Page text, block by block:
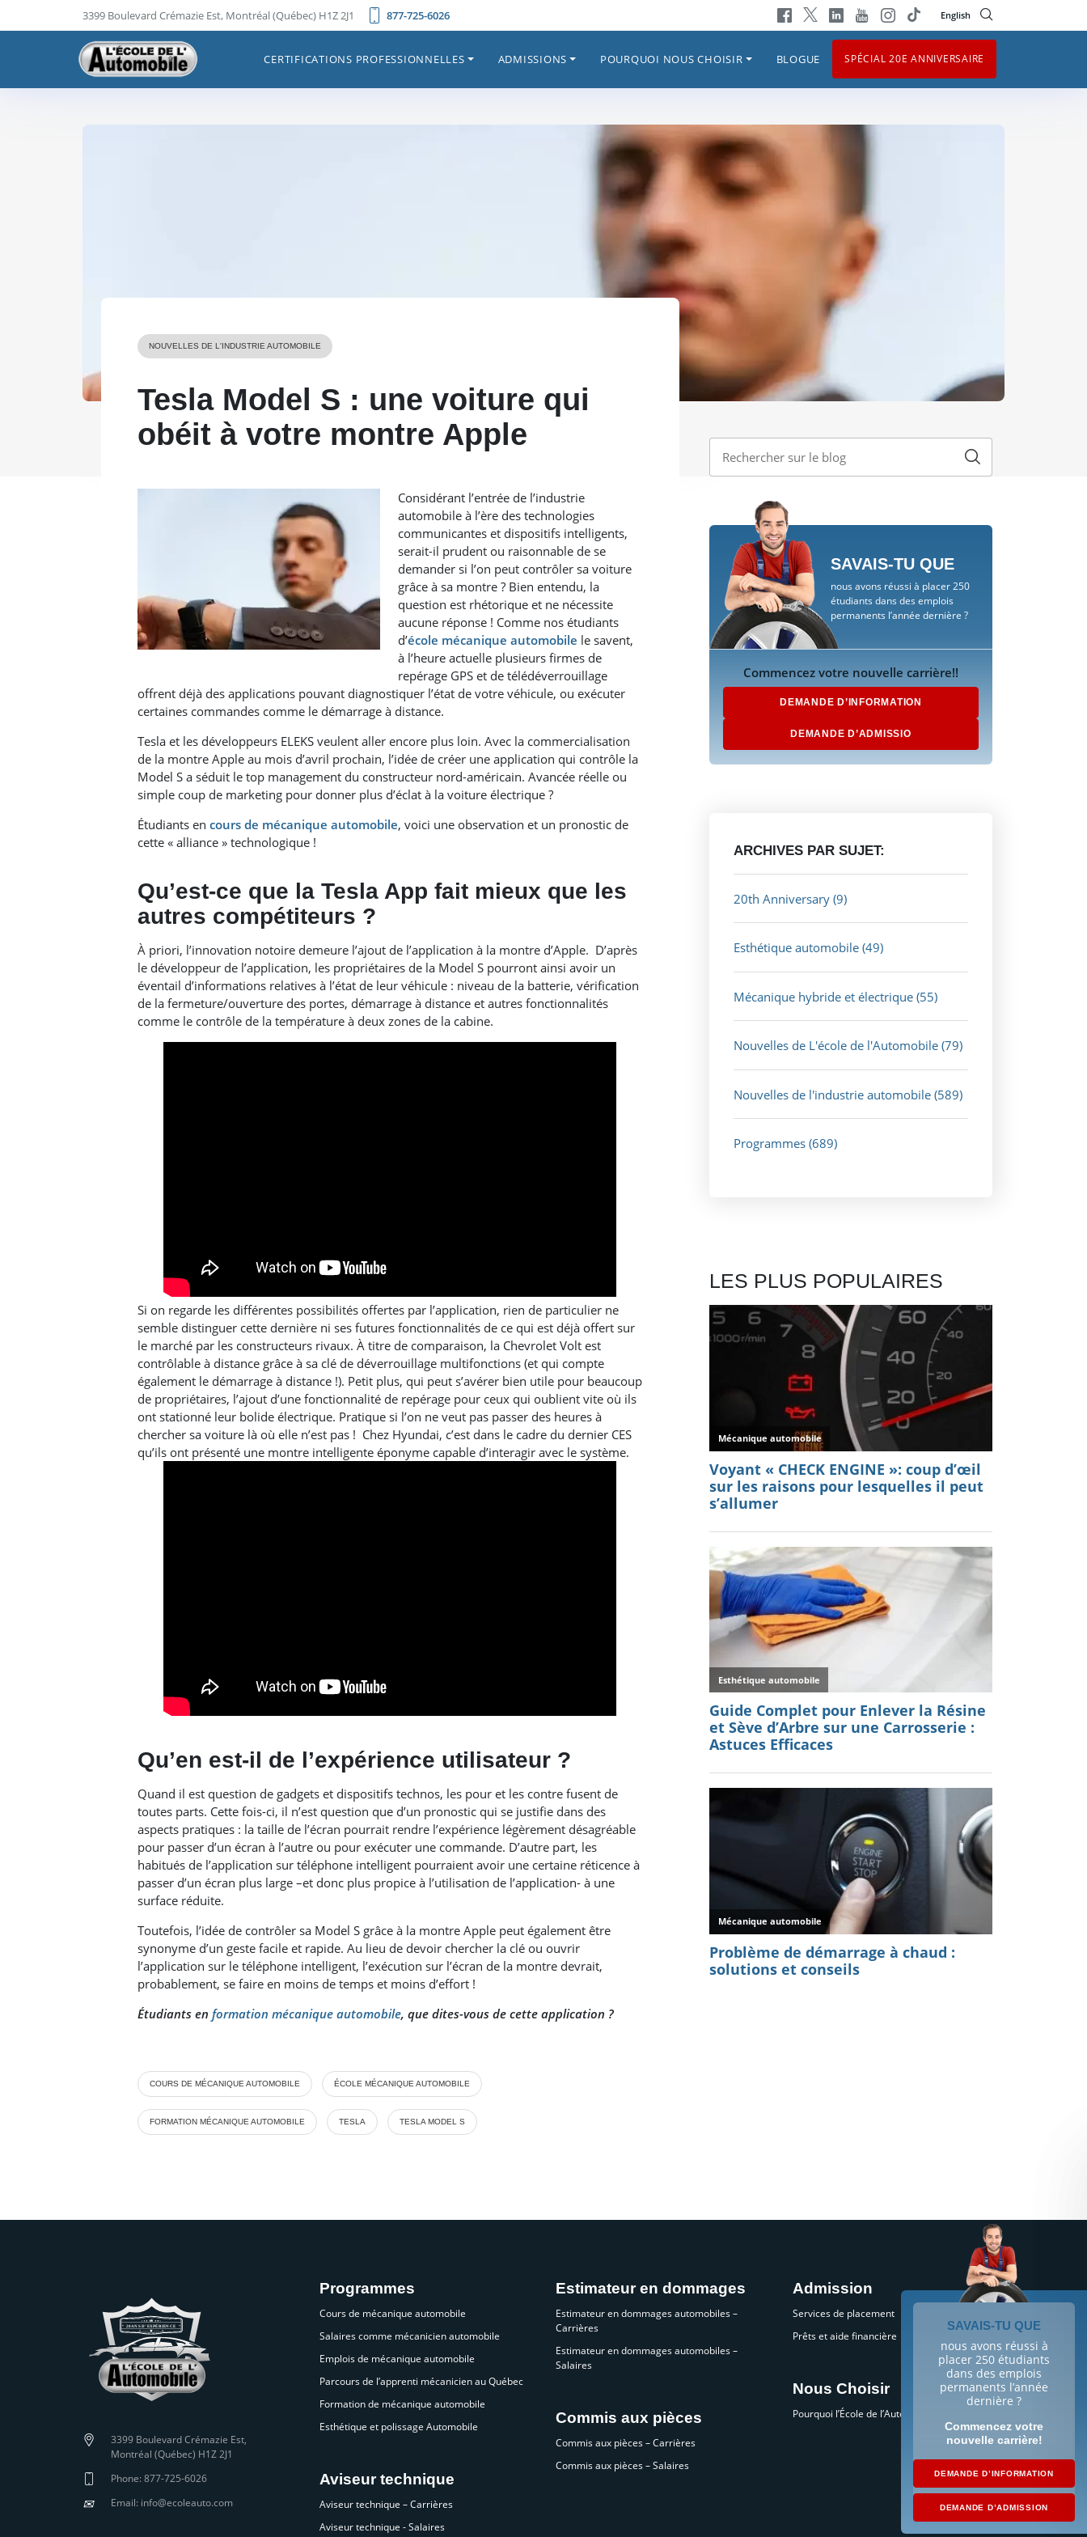
3399 Boulevard Crémazie Est, Montréal (Québec) H1Z 2J1 877-725-6026 English
CERTIFICATIONS PROFESSIONNELLES ADMISSIONS POURQUOI NOUS CHOISIR BLOGUE SPÉCIAL 20E ANNIVERSAIRE
NOUVELLES DE L'INDUSTRIE AUTOMOBILE
Tesla Model S : une voiture qui
obéit à votre montre Apple
Considérant l’entrée de l’industrie
automobile à l’ère des technologies
communicantes et dispositifs intelligents,
serait-il prudent ou raisonnable de se
demander si l’on peut contrôler sa voiture
grâce à sa montre ? Bien entendu, la
question est rhétorique et ne nécessite
aucune réponse ! Comme nos étudiants
d’école mécanique automobile le savent,
à l’heure actuelle plusieurs firmes de
repérage GPS et de télédéverrouillage
offrent déjà des applications pouvant diagnostiquer l’état de votre véhicule, ou exécuter
certaines commandes comme le démarrage à distance.
Tesla et les développeurs ELEKS veulent aller encore plus loin. Avec la commercialisation
de la montre Apple au mois d’avril prochain, l’idée de créer une application qui contrôle la
Model S a séduit le top management du constructeur nord-américain. Avancée réelle ou
simple coup de marketing pour donner plus d’éclat à la voiture électrique ?
Étudiants en cours de mécanique automobile, voici une observation et un pronostic de
cette « alliance » technologique !
Qu’est-ce que la Tesla App fait mieux que les
autres compétiteurs ?
À priori, l’innovation notoire demeure l’ajout de l’application à la montre d’Apple. D’après
le développeur de l’application, les propriétaires de la Model S pourront ainsi avoir un
éventail d’informations relatives à l’état de leur véhicule : niveau de la batterie, vérification
de la fermeture/ouverture des portes, démarrage à distance et autres fonctionnalités
comme le contrôle de la température à deux zones de la cabine.
Si on regarde les différentes possibilités offertes par l’application, rien de particulier ne
semble distinguer cette dernière ni ses futures fonctionnalités de ce qui est déjà offert sur
le marché par les constructeurs rivaux. À titre de comparaison, la Chevrolet Volt est
contrôlable à distance grâce à sa clé de déverrouillage multifonctions (et qui compte
également le démarrage à distance !). Petit plus, qui peut s’avérer bien utile pour beaucoup
de propriétaires, l’ajout d’une fonctionnalité de repérage pour ceux qui oublient vite où ils
ont stationné leur bolide électrique. Pratique si l’on ne veut pas passer des heures à
chercher sa voiture là où elle n’est pas ! Chez Hyundai, c’est dans le cadre du dernier CES
qu’ils ont présenté une montre intelligente éponyme capable d’interagir avec le système.
Qu’en est-il de l’expérience utilisateur ?
Quand il est question de gadgets et dispositifs technos, les pour et les contre fusent de
toutes parts. Cette fois-ci, il n’est question que d’un pronostic qui se justifie dans des
aspects pratiques : la taille de l’écran pourrait rendre l’expérience légèrement désagréable
pour passer d’un écran à l’autre ou pour exécuter une commande. D’autre part, les
habitués de l’application sur téléphone intelligent pourraient avoir une certaine réticence à
passer d’un écran plus large –et donc plus propice à l’utilisation de l’application- à une
surface réduite.
Toutefois, l’idée de contrôler sa Model S grâce à la montre Apple peut également être
synonyme d’un geste facile et rapide. Au lieu de devoir chercher la clé ou ouvrir
l’application sur le téléphone intelligent, l’exécution sur l’écran de la montre devrait,
probablement, se faire en moins de temps et moins d’effort !
Étudiants en formation mécanique automobile, que dites-vous de cette application ?
COURS DE MÉCANIQUE AUTOMOBILE ÉCOLE MÉCANIQUE AUTOMOBILE
FORMATION MÉCANIQUE AUTOMOBILE TESLA TESLA MODEL S
SAVAIS-TU QUE
nous avons réussi à placer 250
étudiants dans des emplois
permanents l’année dernière ?
Commencez votre nouvelle carrière!!
DEMANDE D’INFORMATION
DEMANDE D’ADMISSIO
ARCHIVES PAR SUJET:
20th Anniversary (9)
Esthétique automobile (49)
Mécanique hybride et électrique (55)
Nouvelles de L'école de l'Automobile (79)
Nouvelles de l'industrie automobile (589)
Programmes (689)
LES PLUS POPULAIRES
3399 Boulevard Crémazie Est,
Montréal (Québec) H1Z 2J1
Phone: 877-725-6026
✉ Email: info@ecoleauto.com
Programmes
Cours de mécanique automobile
Salaires comme mécanicien automobile
Emplois de mécanique automobile
Parcours de l’apprenti mécanicien au Québec
Formation de mécanique automobile
Esthétique et polissage Automobile
Aviseur technique
Aviseur technique – Carrières
Aviseur technique - Salaires
Estimateur en dommages
Estimateur en dommages automobiles –
Carrières
Estimateur en dommages automobiles –
Salaires
Commis aux pièces
Commis aux pièces – Carrières
Commis aux pièces – Salaires
Admission
Services de placement
Prêts et aide financière
Nous Choisir
Pourquoi l’École de l’Automobile?
SAVAIS-TU QUE
nous avons réussi à
placer 250 étudiants
dans des emplois
permanents l’année
dernière ?
Commencez votre
nouvelle carrière!
DEMANDE D’INFORMATION
DEMANDE D’ADMISSION